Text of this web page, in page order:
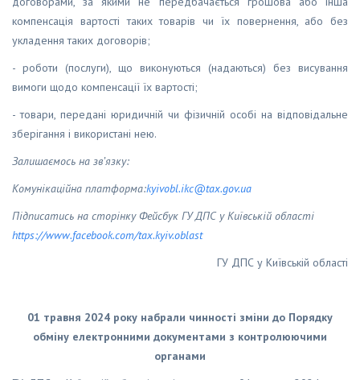
компенсація вартості таких товарів чи їх повернення, або без
укладення таких договорів;
- роботи (послуги), що виконуються (надаються) без висування
вимоги щодо компенсації їх вартості;
- товари, передані юридичній чи фізичній особі на відповідальне
зберігання і використані нею.
Залишаємось на зв’язку:
Комунікаційна платформа:kyivobl.ikc@tax.gov.ua
Підписатись на сторінку Фейсбук ГУ ДПС у Київській області
https://www.facebook.com/tax.kyiv.oblast
ГУ ДПС у Київській області
01 травня 2024 року набрали чинності зміни до Порядку
обміну електронними документами з контролюючими
органами